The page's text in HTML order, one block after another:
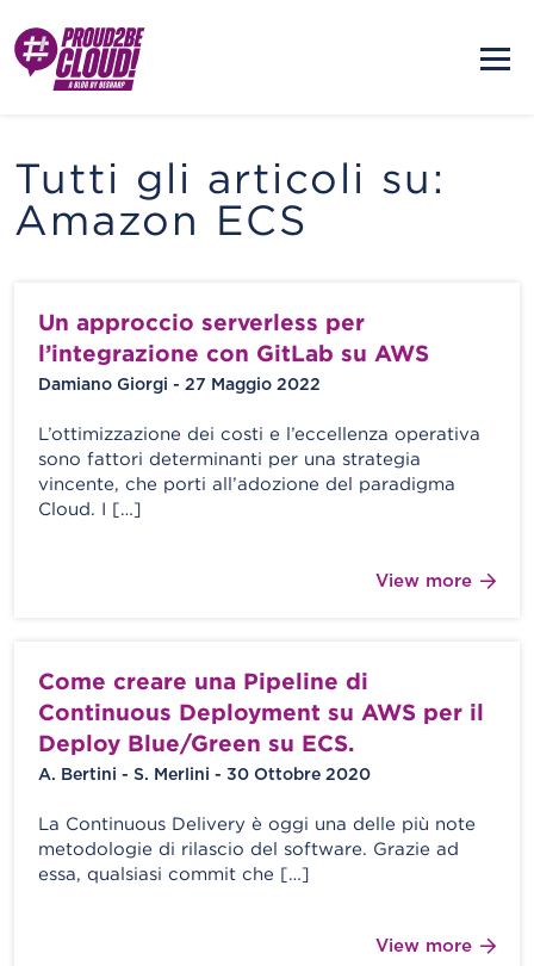
Tutti gli articoli su:
Amazon ECS
Un approccio serverless per
l’integrazione con GitLab su AWS
Damiano Giorgi - 27 Maggio 2022
L’ottimizzazione dei costi e l’eccellenza operativa
sono fattori determinanti per una strategia
vincente, che porti all’adozione del paradigma
Cloud. I […]
View more
Come creare una Pipeline di
Continuous Deployment su AWS per il
Deploy Blue/Green su ECS.
A. Bertini - S. Merlini - 30 Ottobre 2020
La Continuous Delivery è oggi una delle più note
metodologie di rilascio del software. Grazie ad
essa, qualsiasi commit che […]
View more